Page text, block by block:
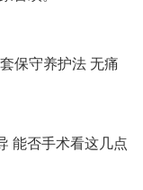
保守养护法 无痛
能否手术看这几点